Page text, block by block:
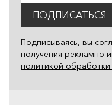
ПОДПИСАТЬСЯ
Подписываясь, вы
получения
политикой